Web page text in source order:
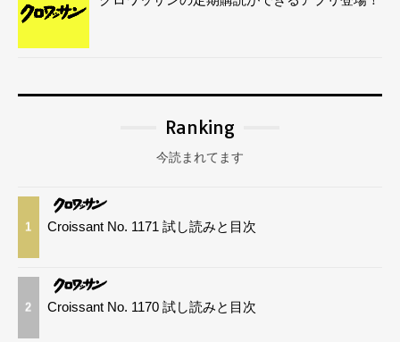
Ranking
今読まれてます
1 Croissant No. 1171 試し読みと目次
2 Croissant No. 1170 試し読みと目次